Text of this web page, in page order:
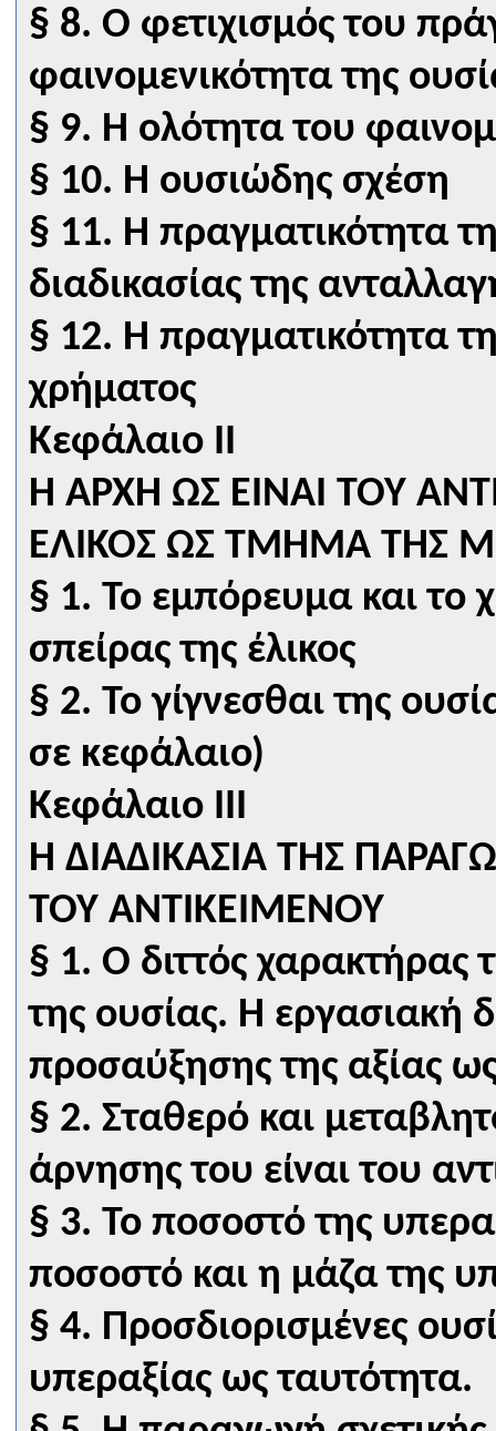
§ 8. Ο φετιχισμός του
φαινομενικότητα της
§ 9. Η ολότητα του
§ 10. Η ουσιώδης σχέση
§ 11. Η πραγματικότητα
διαδικασίας της
§ 12. Η πραγματικότητα
χρήματος
Κεφάλαιο II
Η ΑΡΧΗ ΩΣ ΕΙΝΑΙ ΤΟΥ
ΕΛΙΚΟΣ ΩΣ ΤΜΗΜΑ ΤΗΣ
§ 1. Το εμπόρευμα και το
σπείρας της έλικος
§ 2. Το γίγνεσθαι της
σε κεφάλαιο)
Κεφάλαιο III
Η ΔΙΑΔΙΚΑΣΙΑ ΤΗΣ
ΤΟΥ ΑΝΤΙΚΕΙΜΕΝΟΥ
§ 1. Ο διττός χαρακτήρας
της ουσίας. Η εργασιακή
προσαύξησης της αξίας
§ 2. Σταθερό και
άρνησης του είναι του
§ 3. Το ποσοστό της
ποσοστό και η μάζα της
§ 4. Προσδιορισμένες
υπεραξίας ως ταυτότητα.